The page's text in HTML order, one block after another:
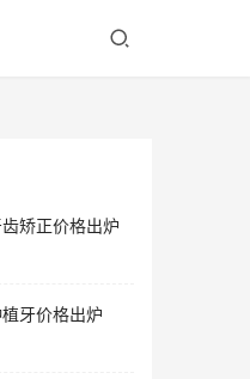
矫正价格出炉
牙价格出炉